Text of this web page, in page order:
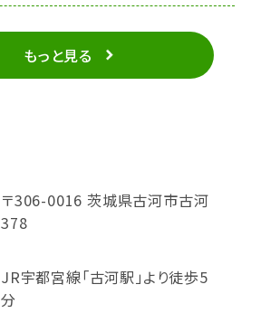
もっと見る
〒306-0016 茨城県古河市古河
378
JR宇都宮線「古河駅」より徒歩5
分